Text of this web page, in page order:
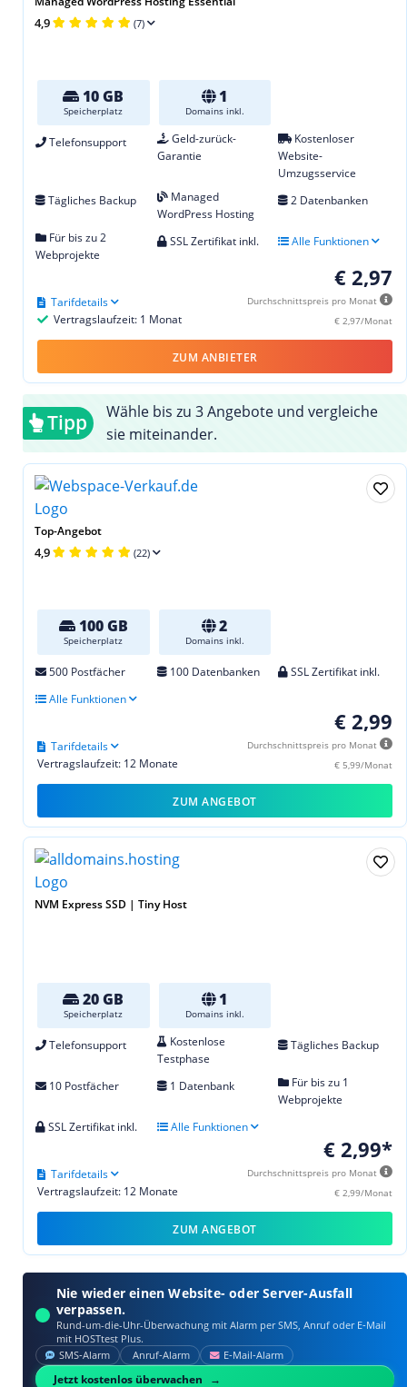
4,9 (7)
10 GB
Speicherplatz
1
Domains inkl.
Telefonsupport
Geld-zurück-
Garantie
Kostenloser
Website-
Umzugsservice
Tägliches Backup
Managed
WordPress Hosting
2 Datenbanken
Für bis zu 2
Webprojekte
SSL Zertifikat inkl. Alle Funktionen
€ 2,97
Durchschnittspreis pro Monat
€ 2,97/Monat
Vertragslaufzeit: 1 Monat
Tarifdetails
ZUM ANBIETER
Tipp
Wähle bis zu 3 Angebote und vergleiche
sie miteinander.
Top-Angebot
4,9 (22)
100 GB
Speicherplatz
2
Domains inkl.
500 Postfächer 100 Datenbanken
SSL Zertifikat inkl.
Alle Funktionen
€ 2,99
Durchschnittspreis pro Monat
€ 5,99/Monat
Vertragslaufzeit: 12 Monate
Tarifdetails
ZUM ANGEBOT
NVM Express SSD | Tiny Host
20 GB
Speicherplatz
1
Domains inkl.
Telefonsupport
Kostenlose
Testphase
Tägliches Backup
10 Postfächer 1 Datenbank
Für bis zu 1
Webprojekte
SSL Zertifikat inkl.
Alle Funktionen
€ 2,99*
Durchschnittspreis pro Monat
€ 2,99/Monat
Vertragslaufzeit: 12 Monate
Tarifdetails
ZUM ANGEBOT
Nie wieder einen Website- oder Server-Ausfall
verpassen.
Rund-um-die-Uhr-Überwachung mit Alarm per SMS, Anruf oder E‑Mail
mit HOSTtest Plus.
SMS‑Alarm Anruf‑Alarm E‑Mail‑Alarm
Jetzt kostenlos überwachen